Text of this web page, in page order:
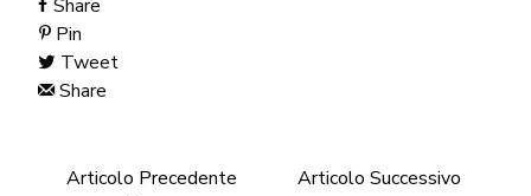
Share
Pin
Tweet
Share
Articolo Precedente
Articolo Successivo